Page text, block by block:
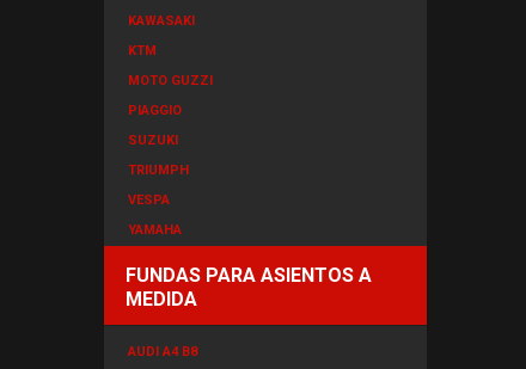
KAWASAKI
KTM
MOTO GUZZI
PIAGGIO
SUZUKI
TRIUMPH
VESPA
YAMAHA
FUNDAS PARA ASIENTOS A
MEDIDA
AUDI A4 B8